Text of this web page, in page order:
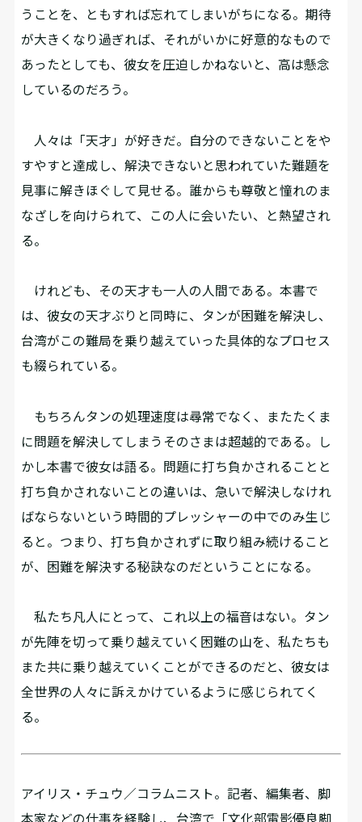
うことを、ともすれば忘れてしまいがちになる。期待
が大きくなり過ぎれば、それがいかに好意的なもので
あったとしても、彼女を圧迫しかねないと、高は懸念
しているのだろう。
人々は「天才」が好きだ。自分のできないことをや
すやすと達成し、解決できないと思われていた難題を
見事に解きほぐして見せる。誰からも尊敬と憧れのま
なざしを向けられて、この人に会いたい、と熱望され
る。
けれども、その天才も一人の人間である。本書で
は、彼女の天才ぶりと同時に、タンが困難を解決し、
台湾がこの難局を乗り越えていった具体的なプロセス
も綴られている。
もちろんタンの処理速度は尋常でなく、またたくま
に問題を解決してしまうそのさまは超越的である。し
かし本書で彼女は語る。問題に打ち負かされることと
打ち負かされないことの違いは、急いで解決しなけれ
ばならないという時間的プレッシャーの中でのみ生じ
ると。つまり、打ち負かされずに取り組み続けること
が、困難を解決する秘訣なのだということになる。
私たち凡人にとって、これ以上の福音はない。タン
が先陣を切って乗り越えていく困難の山を、私たちも
また共に乗り越えていくことができるのだと、彼女は
全世界の人々に訴えかけているように感じられてく
る。
アイリス・チュウ／コラムニスト。記者、編集者、脚
本家などの仕事を経験し、台湾で「文化部電影優良脚